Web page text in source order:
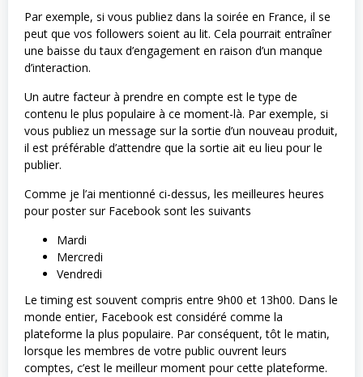
Par exemple, si vous publiez dans la soirée en France, il se
peut que vos followers soient au lit. Cela pourrait entraîner
une baisse du taux d’engagement en raison d’un manque
d’interaction.
Un autre facteur à prendre en compte est le type de
contenu le plus populaire à ce moment-là. Par exemple, si
vous publiez un message sur la sortie d’un nouveau produit,
il est préférable d’attendre que la sortie ait eu lieu pour le
publier.
Comme je l’ai mentionné ci-dessus, les meilleures heures
pour poster sur Facebook sont les suivants
Mardi
Mercredi
Vendredi
Le timing est souvent compris entre 9h00 et 13h00. Dans le
monde entier, Facebook est considéré comme la
plateforme la plus populaire. Par conséquent, tôt le matin,
lorsque les membres de votre public ouvrent leurs
comptes, c’est le meilleur moment pour cette plateforme.